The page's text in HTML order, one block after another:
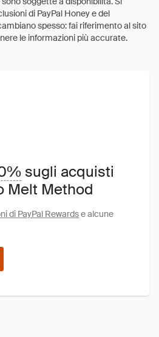
sugli acquisti
Melt Method
di PayPal Rewardse alcune